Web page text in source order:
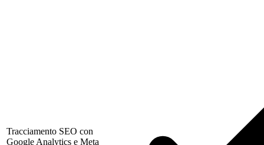
Tracciamento SEO con
Google Analytics e Meta